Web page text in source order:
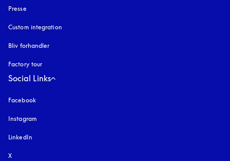
Presse
Custom integration
Bliv forhandler
Factory tour
Social Links
Facebook
Instagram
LinkedIn
X